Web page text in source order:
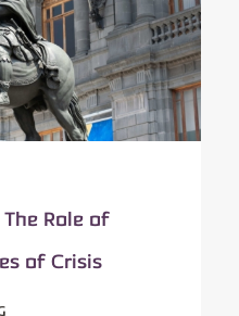
Role of
of Crisis